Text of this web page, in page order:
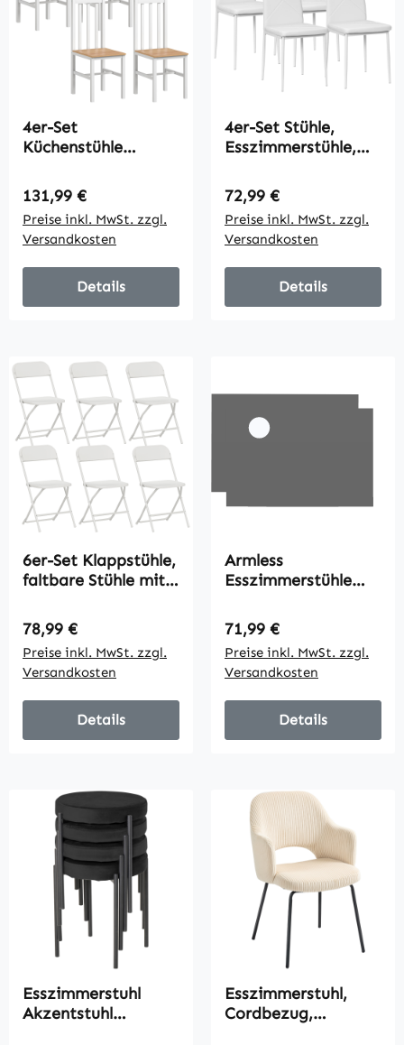
4er-Set
Küchenstühle
Stühle, Massivholz,
modernes Design,
38, 5 cm x 47,5 cm x
99 cm, Natur
Regulärer Preis:
131,99 €
Preise inkl. MwSt. zzgl.
Versandkosten
Details
4er-Set Stühle,
Esszimmerstühle,
x 50 cm x 97 cm,
Weiß
Regulärer Preis:
72,99 €
Preise inkl. MwSt. zzgl.
Versandkosten
Details
6er-Set Klappstühle,
faltbare Stühle mit
Stahlrahmen,
vielseitig
einsetzbar, Weiß
Regulärer Preis:
78,99 €
Preise inkl. MwSt. zzgl.
Versandkosten
Details
Armless
Esszimmerstühle
Rückenlehne 2er-Set,
Samt-Optik
Akzentstühle für
Küche,
Wohnzimmer,
Dunkelgrün
Regulärer Preis:
71,99 €
Preise inkl. MwSt. zzgl.
Versandkosten
Details
Esszimmerstuhl
Akzentstuhl
Esszimmerstuhl,
Cordbezug,